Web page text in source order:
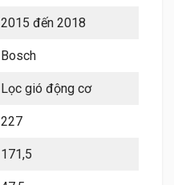
2015 đến 2018
Bosch
Lọc gió động cơ
227
171,5